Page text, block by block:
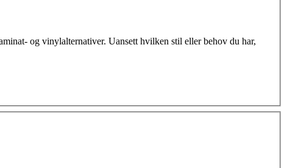
og vinylalternativer. Uansett hvilken stil eller behov du har,